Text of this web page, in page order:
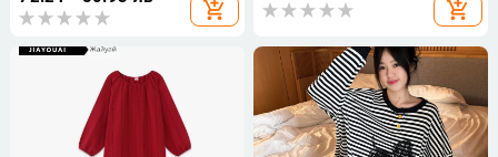
add_shopping_cart
дизайн на куче за домашно
add_shopping_cart